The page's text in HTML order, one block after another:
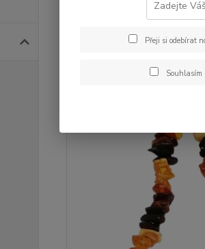
Přeji si odebírat
Souhlasím